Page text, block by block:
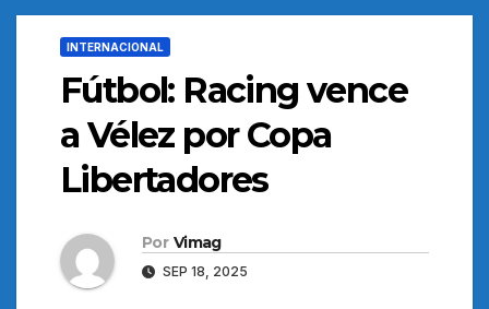
INTERNACIONAL
Fútbol: Racing vence
a Vélez por Copa
Libertadores
Por Vimag
SEP 18, 2025